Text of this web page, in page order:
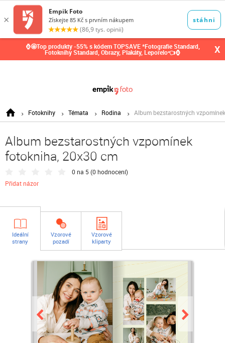
⌚🤩Top produkty -55% s kódem TOPSAVE *Fotografie Standard,
Fotoknihy Standard, Obrazy, Plakáty, Leporelo👈⌚ X
Fotoknihy Témata Rodina Album bezstarostných
Album bezstarostných vzpomínek
fotokniha, 20x30 cm
0 na 5 (0 hodnocení)
Přidat názor
Ideální
strany
Vzorové
pozadí
Vzorové
kliparty